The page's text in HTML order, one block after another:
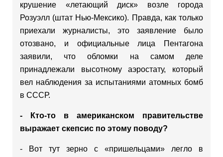
крушение «летающий диск» возле города
Розуэлл (штат Нью-Мексико). Правда, как только
приехали журналисты, это заявление было
отозвано, и официальные лица Пентагона
заявили, что обломки на самом деле
принадлежали высотному аэростату, который
вел наблюдения за испытаниями атомных бомб
в СССР.
- Кто-то в американском правительстве
выражает скепсис по этому поводу?
- Вот тут зерно с «пришельцами» легло в